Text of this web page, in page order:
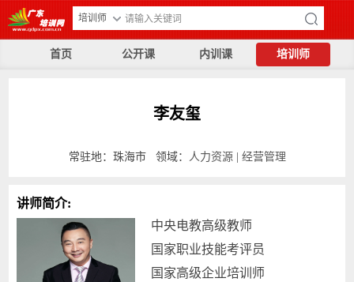
培训师
首页 公开课 内训课 培训师
李友玺
常驻地：珠海市 领域： 人力资源 经营管理
讲师简介:
中央电教高级教师
国家职业技能考评员
国家高级企业培训师